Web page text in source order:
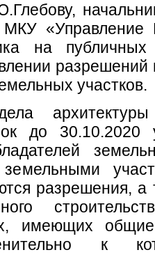
МКУ
на
участков.
архитектуры
до 30.10.2020
разрешения, а
имеющих
к